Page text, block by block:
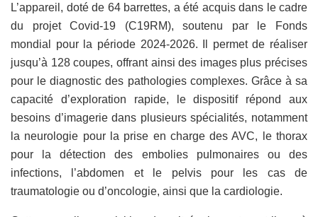
L’appareil, doté de 64 barrettes, a été acquis dans le cadre
du projet Covid-19 (C19RM), soutenu par le Fonds
mondial pour la période 2024-2026. Il permet de réaliser
jusqu’à 128 coupes, offrant ainsi des images plus précises
pour le diagnostic des pathologies complexes. Grâce à sa
capacité d’exploration rapide, le dispositif répond aux
besoins d’imagerie dans plusieurs spécialités, notamment
la neurologie pour la prise en charge des AVC, le thorax
pour la détection des embolies pulmonaires ou des
infections, l’abdomen et le pelvis pour les cas de
traumatologie ou d’oncologie, ainsi que la cardiologie.